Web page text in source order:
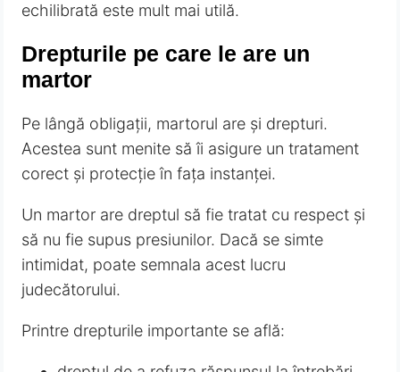
echilibrată este mult mai utilă.
Drepturile pe care le are un
martor
Pe lângă obligații, martorul are și drepturi.
Acestea sunt menite să îi asigure un tratament
corect și protecție în fața instanței.
Un martor are dreptul să fie tratat cu respect și
să nu fie supus presiunilor. Dacă se simte
intimidat, poate semnala acest lucru
judecătorului.
Printre drepturile importante se află: